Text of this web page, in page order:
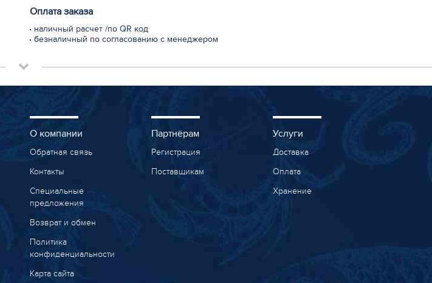
Оплата заказа
наличный расчет /по QR код
безналичный по согласованию с менеджером
О компании
Обратная связь
Контакты
Специальные
предложения
Возврат и обмен
Политика
конфиденциальности
Карта сайта
Партнёрам
Регистрация
Поставщикам
Услуги
Доставка
Оплата
Хранение